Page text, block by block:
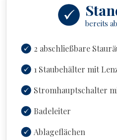
bereits
2 abschließbare
1 Staubehälter mit
Stromhauptschalter
Badeleiter
Ablageflächen